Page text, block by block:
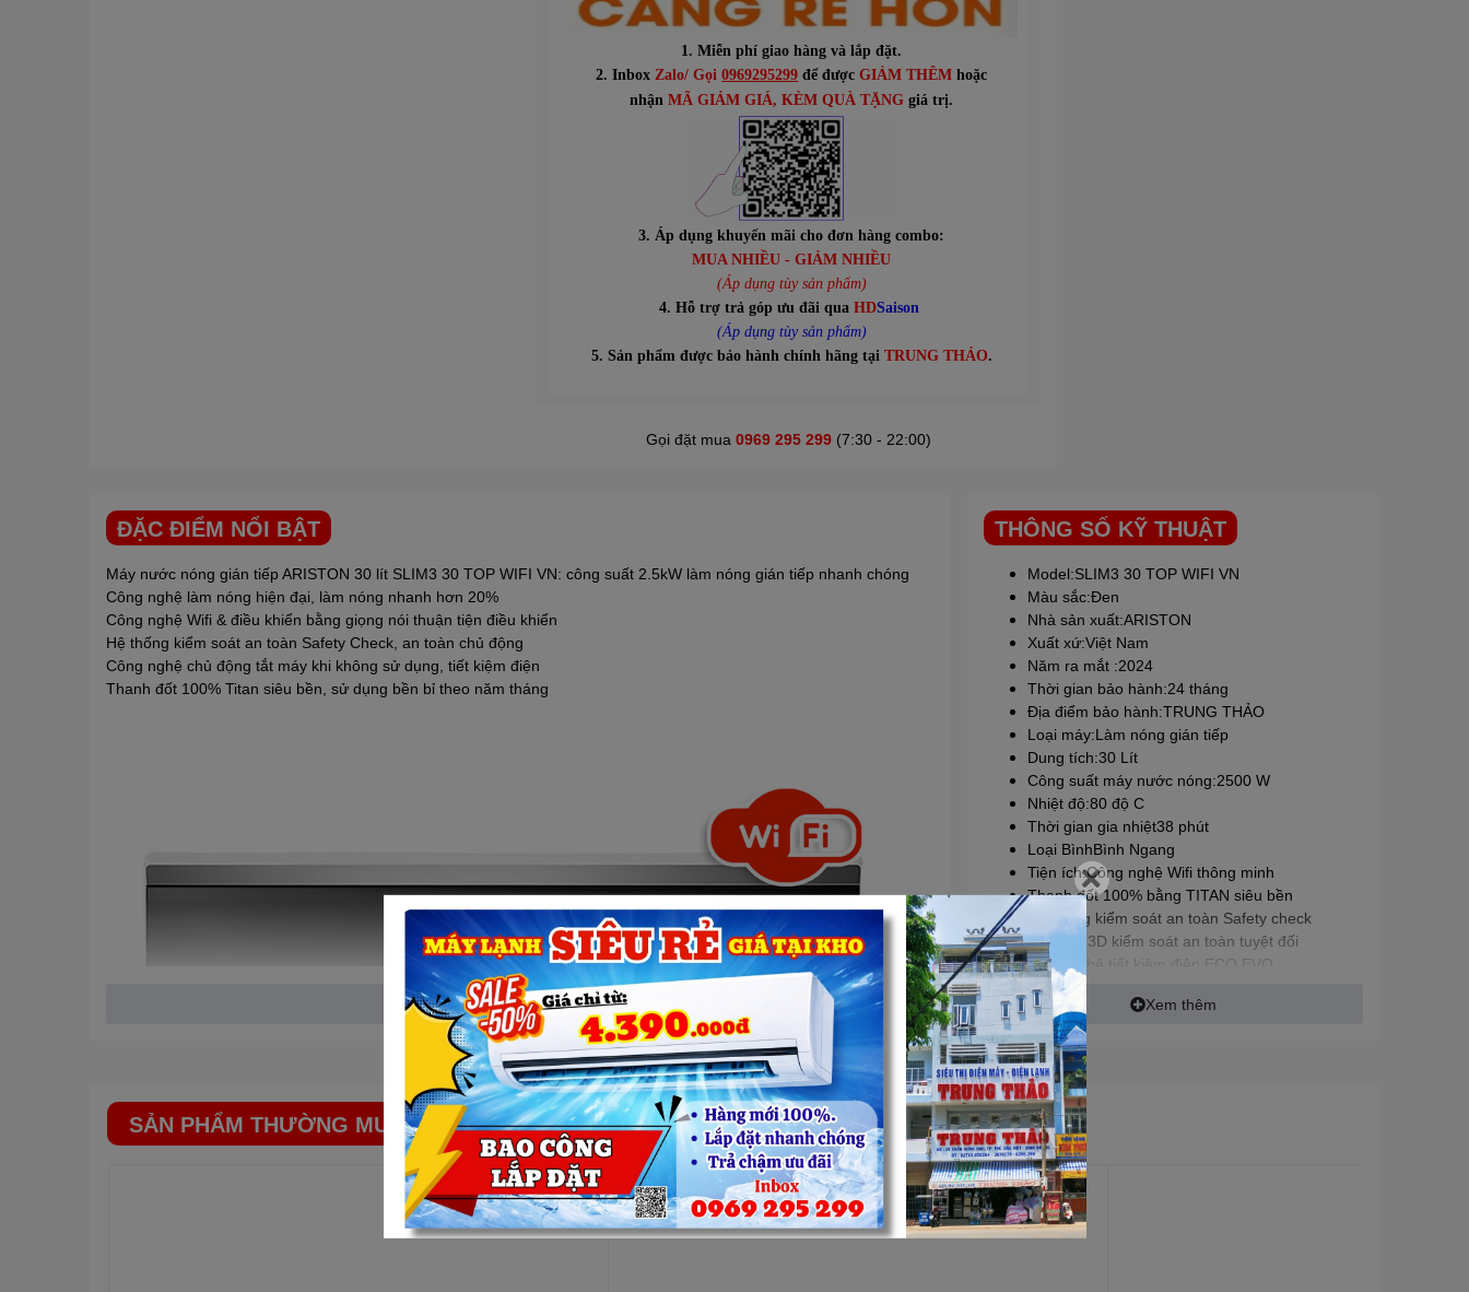
1. Miễn phí giao hàng và lắp đặt.
2. InboxZalo/ Gọi0969295299 để đượcGIẢM THÊM hoặc
nhận MÃ GIẢM GIÁ, KÈM QUÀ TẶNG giá trị.
3. Áp dụng khuyến mãi cho đơn hàng combo:
MUA NHIỀU - GIẢM NHIỀU
(Áp dụng tùy sản phẩm)
4. Hỗ trợ trả góp ưu đãi quaHDSaison
(Áp dụng tùy sản phẩm)
5. Sản phẩm được bảo hành chính hãng tại TRUNG THẢO.
Gọi đặt mua 0969 295 299(7:30 - 22:00)
ĐẶC ĐIỂM NỔI BẬT
Máy nước nóng gián tiếp ARISTON 30 lít SLIM3 30 TOP WIFI VN: công suất 2.5kW làm nóng gián tiếp nhanh chóng
Công nghệ làm nóng hiện đại, làm nóng nhanh hơn 20%
Công nghệ Wifi & điều khiển bằng giọng nói thuận tiện điều khiển
Hệ thống kiểm soát an toàn Safety Check, an toàn chủ động
Công nghệ chủ động tắt máy khi không sử dụng, tiết kiệm điện
Thanh đốt 100% Titan siêu bền, sử dụng bền bỉ theo năm tháng
Xem thêm
THÔNG SỐ KỸ THUẬT
Model:SLIM3 30 TOP WIFI VN
Màu sắc:Đen
Nhà sản xuất:ARISTON
Xuất xứ:Việt Nam
Năm ra mắt :2024
Thời gian bảo hành:24 tháng
Địa điểm bảo hành:TRUNG THẢO
Loại máy:Làm nóng gián tiếp
Dung tích:30 Lít
Công suất máy nước nóng:2500 W
Nhiệt độ:80 độ C
Thời gian gia nhiệt38 phút
Loại BìnhBình Ngang
Tiện ích:Công nghệ Wifi thông minh
Thanh đốt 100% bằng TITAN siêu bền
Hệ thống kiểm soát an toàn Safety check
Vi mạch 3D kiểm soát an toàn tuyệt đối
Công nghệ tiết kiệm điện ECO EVO
Hệ thống an toàn đồng bộ TSS bảo vệ toàn diện
Rơ le điện tử TBSE độ chính xác cao
Hiển thị nhiệt độ chính xác bằng màn hình LED
Điều khiển bằng nút cảm ứng siêu nhạy
Công nghệ ION Bạc làm sạch nước
Công nghệ làm nóng nhanh, làm nóng nhanh
hơn 20%
Lớp cách nhiệt mật độ cao
Đèn báo nước nóng đã sẵn sàng=
Công nghệ chủ động tắt khi không sử dụng, tiết
kiệm điện, tăng tuổi thọ cho máy
Công nghệ Flexomix cho nhiều nước nóng hơn
Xem thêm
SẢN PHẨM THƯỜNG MUA CÙNG